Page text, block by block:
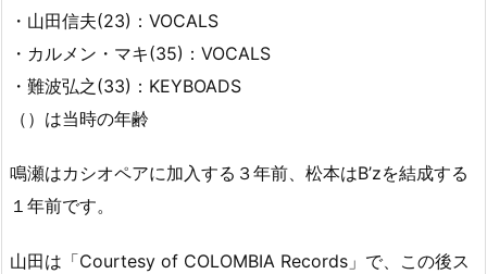
・山田信夫(23)：VOCALS
・カルメン・マキ(35)：VOCALS
・難波弘之(33)：KEYBOADS
（）は当時の年齢
鳴瀬はカシオペアに加入する３年前、松本はB’zを結成する
１年前です。
山田は「Courtesy of COLOMBIA Records」で、この後ス